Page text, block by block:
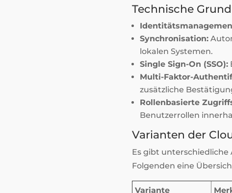
Technische
Synchronisation:
lokalen Systemen.
Single Sign-On (SSO):
Multi-Faktor-
zusätzliche
Rollenbasierte
Benutzerrollen
Varianten der
Es gibt
Folgenden eine
Variante